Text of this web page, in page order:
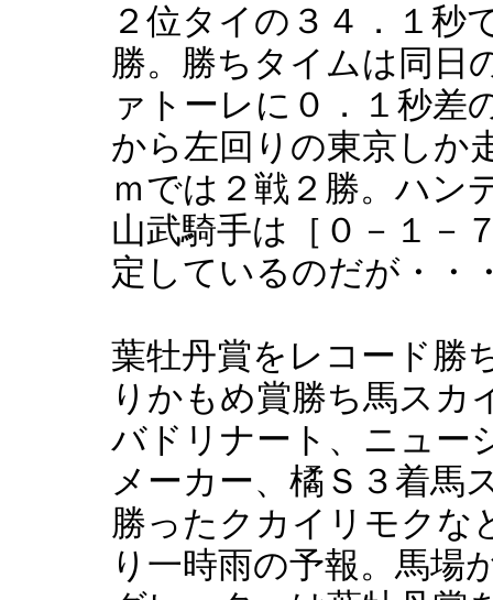
２位タイの３４．１秒
勝。勝ちタイムは同日
ァトーレに０．１秒差
から左回りの東京しか
ｍでは２戦２勝。ハン
山武騎手は［０－１－
定しているのだが・・
葉牡丹賞をレコード勝
りかもめ賞勝ち馬スカ
バドリナート、ニュー
メーカー、橘Ｓ３着馬
勝ったクカイリモクな
り一時雨の予報。馬場